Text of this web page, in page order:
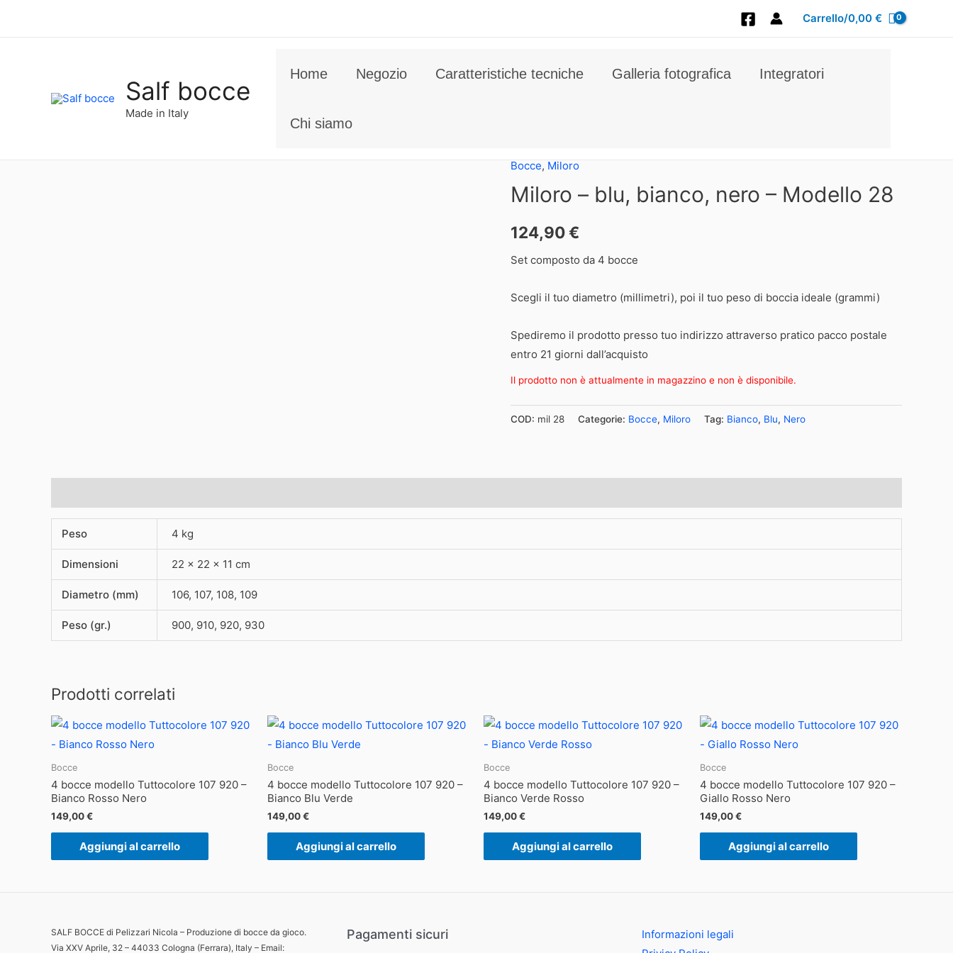
Carrello/0,00 €
Salf bocce
Made in Italy
Home Negozio Caratteristiche tecniche Galleria fotografica Integratori
Chi siamo
Bocce, Miloro
Miloro – blu, bianco, nero – Modello 28
124,90€
Set composto da 4 bocce
Scegli il tuo diametro (millimetri), poi il tuo peso di boccia ideale (grammi)
Spediremo il prodotto presso tuo indirizzo attraverso pratico pacco postale
entro 21 giorni dall’acquisto
Il prodotto non è attualmente in magazzino e non è disponibile.
COD: mil 28 Categorie: Bocce, Miloro Tag: Bianco, Blu, Nero
Peso 4 kg
Dimensioni 22 × 22 × 11 cm
Diametro (mm) 106, 107, 108, 109
Peso (gr.) 900, 910, 920, 930
Prodotti correlati
Bocce
4 bocce modello Tuttocolore 107 920 –
Bianco Rosso Nero
149,00€
Aggiungi al carrello
Bocce
4 bocce modello Tuttocolore 107 920 –
Bianco Blu Verde
149,00€
Aggiungi al carrello
Bocce
4 bocce modello Tuttocolore 107 920 –
Bianco Verde Rosso
149,00€
Aggiungi al carrello
Bocce
4 bocce modello Tuttocolore 107 920 –
Giallo Rosso Nero
149,00€
Aggiungi al carrello
SALF BOCCE di Pelizzari Nicola – Produzione di bocce da gioco.
Via XXV Aprile, 32 – 44033 Cologna (Ferrara), Italy – Email:
Pagamenti sicuri
Informazioni legali